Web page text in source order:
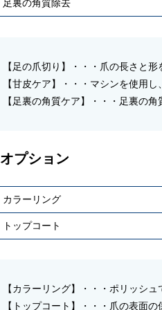
足裏の角質除去
【足の爪切り】・・・爪の長さと形
【甘皮ケア】・・・マシンを使用
【足裏の角質ケア】・・・足裏の
オプション
カラーリング
トップコート
【カラーリング】・・・ポリッシュ
【トップコート】・・・爪の表面